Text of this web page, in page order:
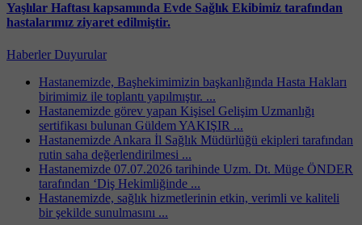
Yaşlılar Haftası kapsamında Evde Sağlık Ekibimiz tarafından
hastalarımız ziyaret edilmiştir.
Haberler Duyurular
Hastanemizde, Başhekimimizin başkanlığında Hasta Hakları
birimimiz ile toplantı yapılmıştır. ...
Hastanemizde görev yapan Kişisel Gelişim Uzmanlığı
sertifikası bulunan Güldem YAKIŞIR ...
Hastanemizde Ankara İl Sağlık Müdürlüğü ekipleri tarafından
rutin saha değerlendirilmesi ...
Hastanemizde 07.07.2026 tarihinde Uzm. Dt. Müge ÖNDER
tarafından ‘Diş Hekimliğinde ...
Hastanemizde, sağlık hizmetlerinin etkin, verimli ve kaliteli
bir şekilde sunulmasını ...